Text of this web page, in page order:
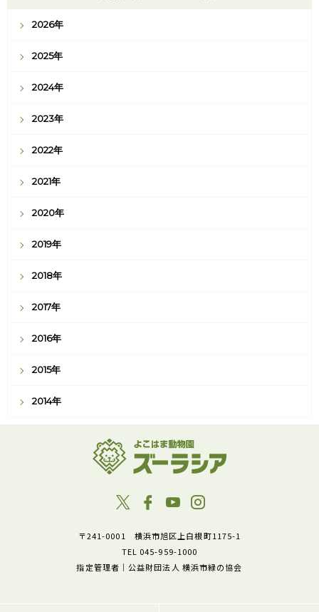
2026年
2025年
2024年
2023年
2022年
2021年
2020年
2019年
2018年
2017年
2016年
2015年
2014年
〒241-0001 横浜市旭区上白根町1175-1
TEL 045-959-1000
指定管理者｜公益財団法人 横浜市緑の協会